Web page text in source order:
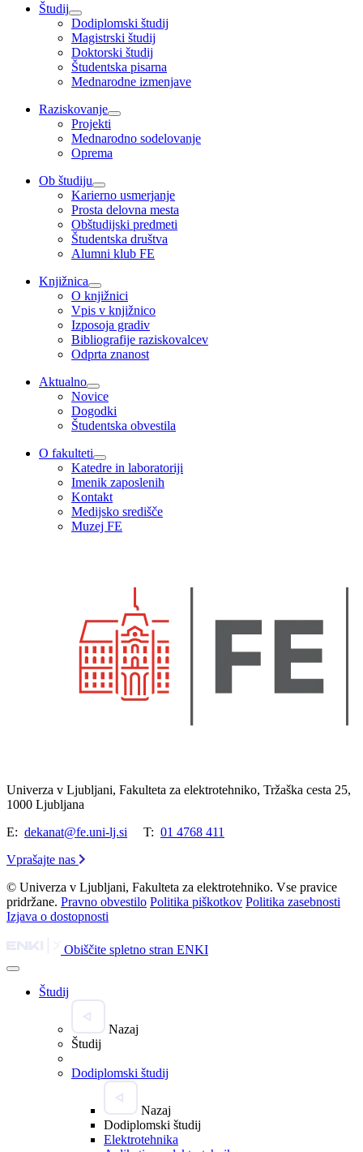
Študij
Dodiplomski študij
Magistrski študij
Doktorski študij
Študentska pisarna
Mednarodne izmenjave
Raziskovanje
Projekti
Mednarodno sodelovanje
Oprema
Ob študiju
Karierno usmerjanje
Prosta delovna mesta
Obštudijski predmeti
Študentska društva
Alumni klub FE
Knjižnica
O knjižnici
Vpis v knjižnico
Izposoja gradiv
Bibliografije raziskovalcev
Odprta znanost
Aktualno
Novice
Dogodki
Študentska obvestila
O fakulteti
Katedre in laboratoriji
Imenik zaposlenih
Kontakt
Medijsko središče
Muzej FE
Univerza v Ljubljani, Fakulteta za elektrotehniko, Tržaška cesta 25,
1000 Ljubljana
E: dekanat@fe.uni-lj.si T: 01 4768 411
Vprašajte nas
© Univerza v Ljubljani, Fakulteta za elektrotehniko. Vse pravice
pridržane. Pravno obvestilo Politika piškotkov Politika zasebnosti
Izjava o dostopnosti
Obiščite spletno stran ENKI
Študij
Nazaj
Študij
Dodiplomski študij
Nazaj
Dodiplomski študij
Elektrotehnika